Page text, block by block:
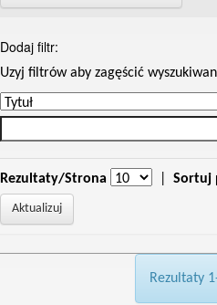
Dodaj filtr:
Uzyj filtrów aby zagęścić
Rezultaty/Strona Sortuj
Rezultaty